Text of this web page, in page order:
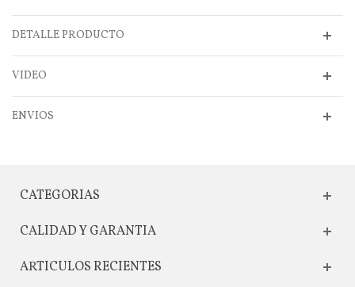
DETALLE PRODUCTO
VIDEO
ENVIOS
CATEGORIAS
CALIDAD Y GARANTIA
ARTICULOS RECIENTES